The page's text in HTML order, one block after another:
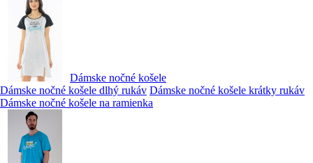
Dámske nočné košele
Dámske nočné košele dlhý rukáv Dámske nočné košele krátky rukáv
Dámske nočné košele na ramienka